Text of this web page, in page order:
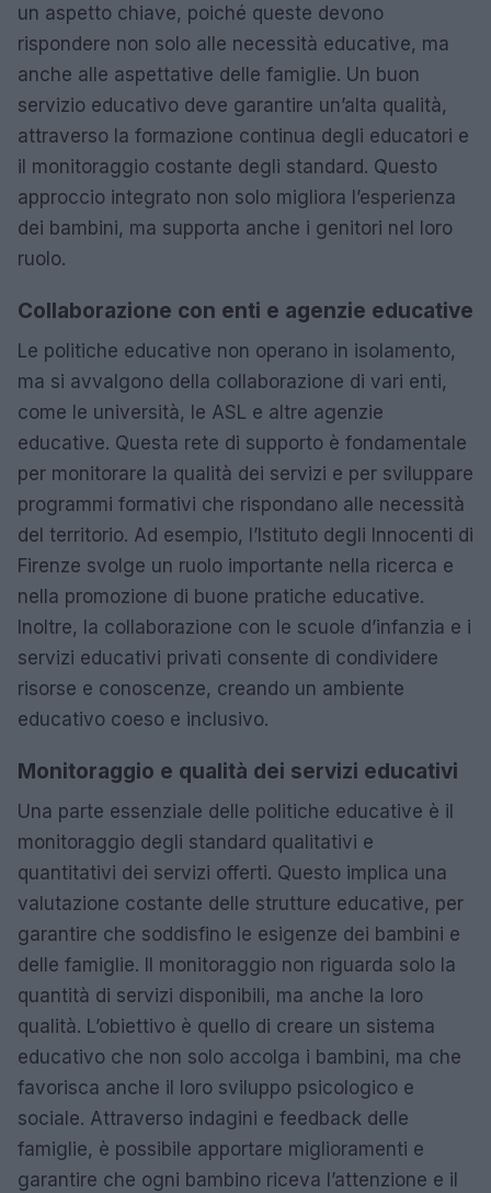
un aspetto chiave, poiché queste devono
rispondere non solo alle necessità educative, ma
anche alle aspettative delle famiglie. Un buon
servizio educativo deve garantire un’alta qualità,
attraverso la formazione continua degli educatori e
il monitoraggio costante degli standard. Questo
approccio integrato non solo migliora l’esperienza
dei bambini, ma supporta anche i genitori nel loro
ruolo.
Collaborazione con enti e agenzie educative
Le politiche educative non operano in isolamento,
ma si avvalgono della collaborazione di vari enti,
come le università, le ASL e altre agenzie
educative. Questa rete di supporto è fondamentale
per monitorare la qualità dei servizi e per sviluppare
programmi formativi che rispondano alle necessità
del territorio. Ad esempio, l’Istituto degli Innocenti di
Firenze svolge un ruolo importante nella ricerca e
nella promozione di buone pratiche educative.
Inoltre, la collaborazione con le scuole d’infanzia e i
servizi educativi privati consente di condividere
risorse e conoscenze, creando un ambiente
educativo coeso e inclusivo.
Monitoraggio e qualità dei servizi educativi
Una parte essenziale delle politiche educative è il
monitoraggio degli standard qualitativi e
quantitativi dei servizi offerti. Questo implica una
valutazione costante delle strutture educative, per
garantire che soddisfino le esigenze dei bambini e
delle famiglie. Il monitoraggio non riguarda solo la
quantità di servizi disponibili, ma anche la loro
qualità. L’obiettivo è quello di creare un sistema
educativo che non solo accolga i bambini, ma che
favorisca anche il loro sviluppo psicologico e
sociale. Attraverso indagini e feedback delle
famiglie, è possibile apportare miglioramenti e
garantire che ogni bambino riceva l’attenzione e il